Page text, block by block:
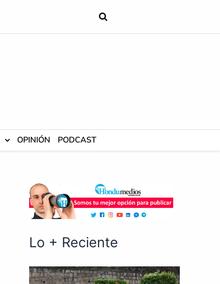
OPINIÓN PODCAST
Lo + Reciente